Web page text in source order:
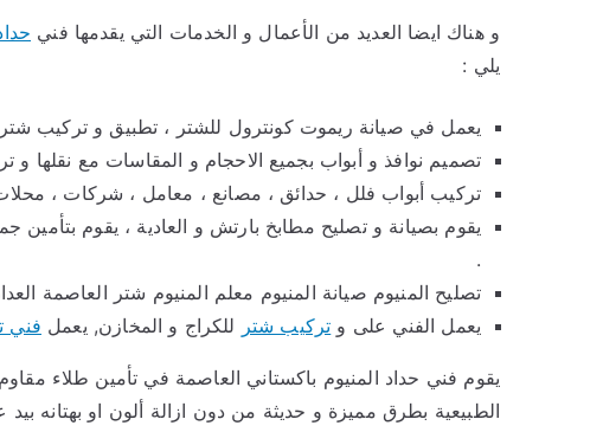
و هناك ايضا العديد من الأعمال و الخدمات التي يقدمها فني
يلي :
يعمل في صيانة ريموت كونترول للشتر ، تطبيق و تركيب
تصميم نوافذ و أبواب بجميع الاحجام و المقاسات مع نقلها و
تركيب أبواب فلل ، حدائق ، مصانع ، معامل ، شركات ،
يقوم بصيانة و تصليح مطابخ بارتش و العادية ، يقوم بتأمين
.
تصليح المنيوم صيانة المنيوم معلم المنيوم شتر العاصمة
يعمل الفني على و تركيب شتر للكراج و المخازن, يعمل فني
يقوم فني حداد المنيوم باكستاني العاصمة في تأمين طلاء
الطبيعية بطرق مميزة و حديثة من دون ازالة ألون او بهتانه